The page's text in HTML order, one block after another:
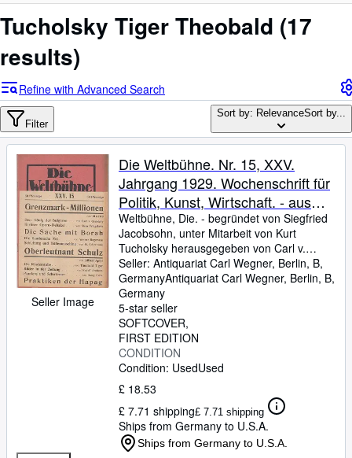
My Account
Advanced Search
Browse Collections
Rare Books
Art & Collectables
Textbooks
Sellers
Start Selling
Help
CLOSE
Tucholsky Tiger Theobald (17
results)
Refine with Advanced Search
Filter
Sort by: RelevanceSort by...
Seller Image
Die Weltbühne. Nr. 15, XXV.
Jahrgang 1929. Wochenschrift für
Politik, Kunst, Wirtschaft. - aus
dem Inhalt: Carl v. Ossietzky -
Boris und Seipel / Johannes
Bückler: Die Sache mit Borah /
Alfred Apfel: Oberleutnant Schulz /
Werner Hegemann: Die
flandersche Not / Werner
Ackermann: Schiebung und
Höllenmaschine / Klaus
Pringsheim: Berliner
Operndebakel / Theobald Tiger:
Die Kinderstube / Rudolf Arnheim:
Die Bilder in der Zeitung / Morus:
Grenzmark. -
Weltbühne, Die. - begründet von Siegfried
Jacobsohn, unter Mitarbeit von Kurt
Tucholsky herausgegeben von Carl v.
Ossietzky.-mit Beiträgen von Johannes
Bückler, Alfred Apfel, Werner Hegemann,
Werner Ackermann, Klaus Pringsheim,
Theobald Tiger (d. i
Seller: Antiquariat Carl Wegner, Berlin, B,
GermanyAntiquariat Carl Wegner, Berlin, B,
Germany
5-star seller
SOFTCOVER
FIRST EDITION
CONDITION
Condition: UsedUsed
£ 18.53
£ 7.71 shipping£ 7.71 shipping
Ships from Germany to U.S.A.
Ships from Germany to U.S.A.